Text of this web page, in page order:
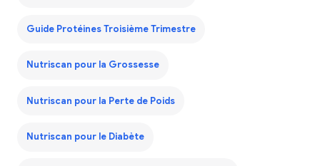
Guide Protéines Troisième Trimestre
Nutriscan pour la Grossesse
Nutriscan pour la Perte de Poids
Nutriscan pour le Diabète